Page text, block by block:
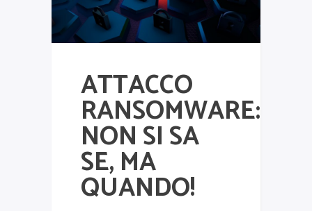
ATTACCO
RANSOMWARE:
NON SI SA
SE, MA
QUANDO!